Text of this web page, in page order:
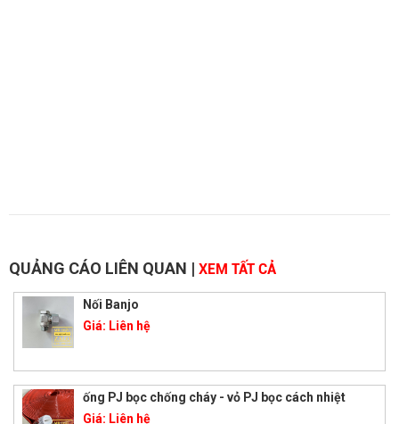
QUẢNG CÁO LIÊN QUAN | XEM TẤT CẢ
Nối Banjo
Giá: Liên hệ
ống PJ bọc chống cháy - vỏ PJ bọc cách nhiệt
Giá: Liên hệ